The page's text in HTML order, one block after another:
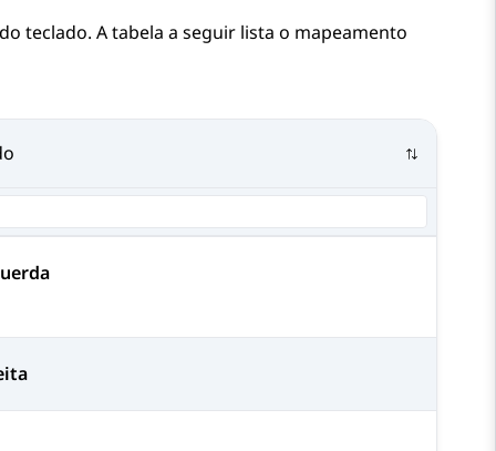
teclado. A tabela a seguir lista o mapeamento